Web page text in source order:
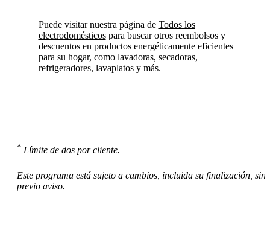
Puede visitar nuestra página de Todos los
electrodomésticospara buscar otros reembolsos y
descuentos en productos energéticamente eficientes
para su hogar, como lavadoras, secadoras,
refrigeradores, lavaplatos y más.
* Límite de dos por cliente.
Este programa está sujeto a cambios, incluida su finalización, sin
previo aviso.